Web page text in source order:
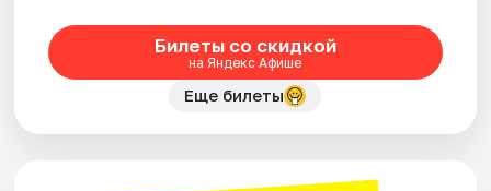
Билеты со скидкой
на Яндекс Афише
Еще билеты